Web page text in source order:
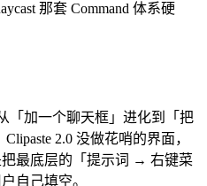
那套 Command 体系硬
「加一个聊天框」进化到「把
2.0 没做花哨的界面，
最底层的「提示词 → 右键菜
自己填空。